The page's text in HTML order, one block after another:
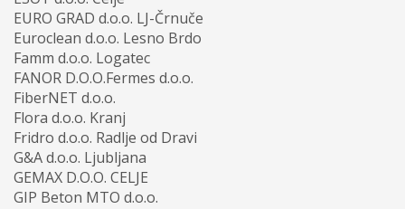
EURO GRAD d.o.o. LJ-Črnuče
Euroclean d.o.o. Lesno Brdo
Famm d.o.o. Logatec
FANOR D.O.O.Fermes d.o.o.
FiberNET d.o.o.
Flora d.o.o. Kranj
Fridro d.o.o. Radlje od Dravi
G&A d.o.o. Ljubljana
GEMAX D.O.O. CELJE
GIP Beton MTO d.o.o.